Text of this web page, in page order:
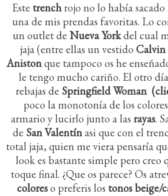
Este trenchrojo no lo había sacado
una de mis prendas favoritas. Lo
un outlet de Nueva Yorkdel cual
jaja (entre ellas un vestido
Anistonque tampoco os he
le tengo mucho cariño. El otro
rebajas de Springfield Woman
poco la monotonía de los
armario y lucirlo junto a las rayas.
de San Valentínasi que con el
total jaja, quien me viera pensaría
look es bastante simple pero creo
toque final. ¿Que os parece? Os
coloreso preferis los tonos beige/